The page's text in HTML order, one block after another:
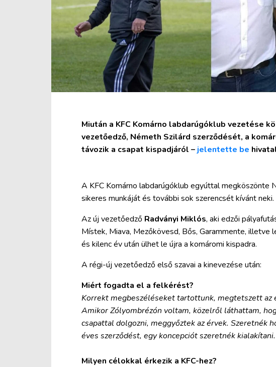
Miután a KFC Komárno labdarúgóklub vezetése
vezetőedző, Németh Szilárd szerződését, a
távozik a csapat kispadjáról – jelentette be
A KFC Komárno labdarúgóklub egyúttal
sikeres munkáját és további sok szerencsét kívánt neki.
Az új vezetőedző Radványi Miklós, aki edzői
Místek, Miava, Mezőkövesd, Bős, Garammente,
és kilenc év után ülhet le újra a komáromi kispadra.
A régi-új vezetőedző első szavai a kinevezése után:
Miért fogadta el a felkérést?
Korrekt megbeszéléseket tartottunk, megtetszett az
Amikor Zólyombrézón voltam, közelről láthattam,
csapattal dolgozni, meggyőztek az érvek. Szeretnék
éves szerződést, egy koncepciót szeretnék kialakítani.
Milyen célokkal érkezik a KFC-hez?